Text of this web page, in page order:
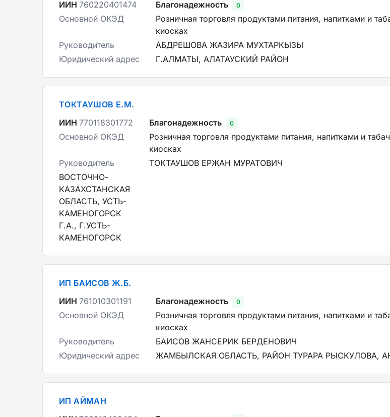
ИИН 760220401474 Благонадежность 0
Основной ОКЭД
Розничная торговля продуктами питания, напитками и
киосках
Руководитель
АБДРЕШОВА ЖАЗИРА МУХТАРКЫЗЫ
Юридический адрес
Г.АЛМАТЫ, АЛАТАУСКИЙ РАЙОН
ТОКТАУШОВ Е.М.
ИИН 770118301772 Благонадежность 0
Основной ОКЭД
Розничная торговля продуктами питания, напитками и
киосках
Руководитель
ТОКТАУШОВ ЕРЖАН МУРАТОВИЧ
ВОСТОЧНО-
КАЗАХСТАНСКАЯ
ОБЛАСТЬ, УСТЬ-
КАМЕНОГОРСК
Г.А., Г.УСТЬ-
КАМЕНОГОРСК
ИП БАИСОВ Ж.Б.
ИИН 761010301191 Благонадежность 0
Основной ОКЭД
Розничная торговля продуктами питания, напитками и
киосках
Руководитель
БАИСОВ ЖАНСЕРИК БЕРДЕНОВИЧ
Юридический адрес
ЖАМБЫЛСКАЯ ОБЛАСТЬ, РАЙОН ТУРАРА РЫСКУЛОВА,
ИП АЙМАН